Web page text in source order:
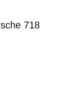
718